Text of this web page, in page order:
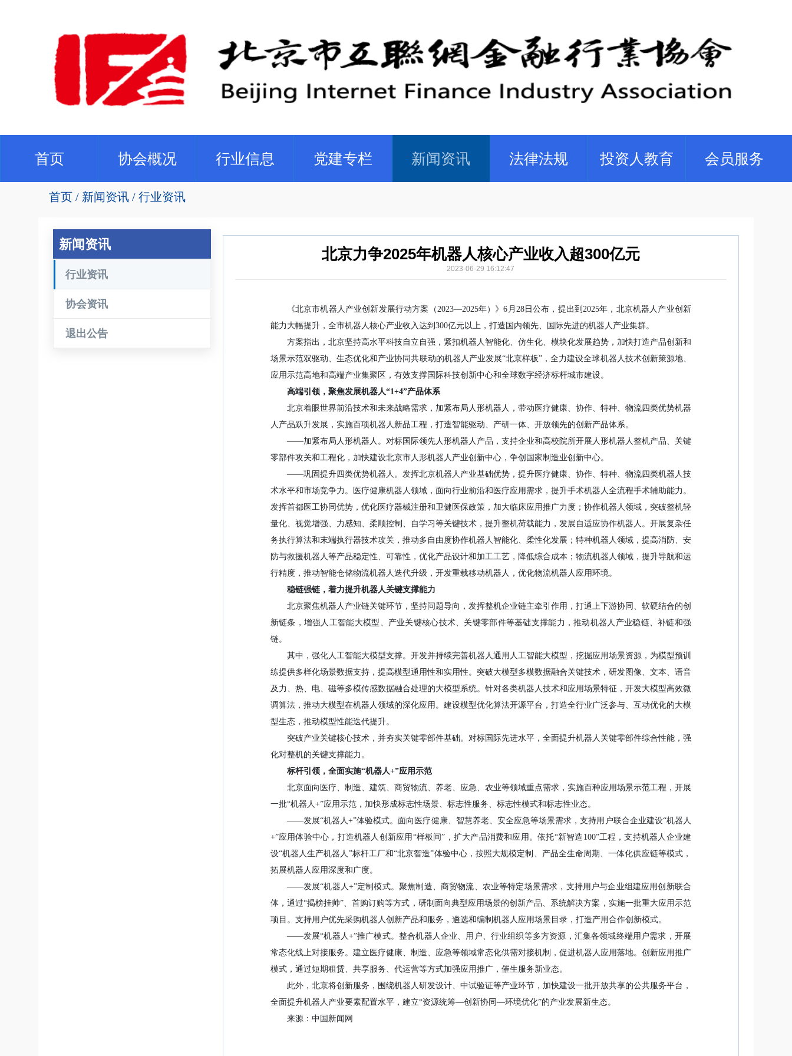
首页(current)协会概况 行业信息 党建专栏 新闻资讯 法律法规 投资人教育 会员服务
首页 新闻资讯 行业资讯
新闻资讯
行业资讯
协会资讯
退出公告
北京力争2025年机器人核心产业收入超300亿元
2023-06-29 16:12:47
《北京市机器人产业创新发展行动方案（2023—2025年）》6月28日公布，提出到2025年，北京机器人产业创新
能力大幅提升，全市机器人核心产业收入达到300亿元以上，打造国内领先、国际先进的机器人产业集群。
方案指出，北京坚持高水平科技自立自强，紧扣机器人智能化、仿生化、模块化发展趋势，加快打造产品创新和
场景示范双驱动、生态优化和产业协同共联动的机器人产业发展“北京样板”，全力建设全球机器人技术创新策源地、
应用示范高地和高端产业集聚区，有效支撑国际科技创新中心和全球数字经济标杆城市建设。
高端引领，聚焦发展机器人“1+4”产品体系
北京着眼世界前沿技术和未来战略需求，加紧布局人形机器人，带动医疗健康、协作、特种、物流四类优势机器
人产品跃升发展，实施百项机器人新品工程，打造智能驱动、产研一体、开放领先的创新产品体系。
——加紧布局人形机器人。对标国际领先人形机器人产品，支持企业和高校院所开展人形机器人整机产品、关键
零部件攻关和工程化，加快建设北京市人形机器人产业创新中心，争创国家制造业创新中心。
——巩固提升四类优势机器人。发挥北京机器人产业基础优势，提升医疗健康、协作、特种、物流四类机器人技
术水平和市场竞争力。医疗健康机器人领域，面向行业前沿和医疗应用需求，提升手术机器人全流程手术辅助能力。
发挥首都医工协同优势，优化医疗器械注册和卫健医保政策，加大临床应用推广力度；协作机器人领域，突破整机轻
量化、视觉增强、力感知、柔顺控制、自学习等关键技术，提升整机荷载能力，发展自适应协作机器人。开展复杂任
务执行算法和末端执行器技术攻关，推动多自由度协作机器人智能化、柔性化发展；特种机器人领域，提高消防、安
防与救援机器人等产品稳定性、可靠性，优化产品设计和加工工艺，降低综合成本；物流机器人领域，提升导航和运
行精度，推动智能仓储物流机器人迭代升级，开发重载移动机器人，优化物流机器人应用环境。
稳链强链，着力提升机器人关键支撑能力
北京聚焦机器人产业链关键环节，坚持问题导向，发挥整机企业链主牵引作用，打通上下游协同、软硬结合的创
新链条，增强人工智能大模型、产业关键核心技术、关键零部件等基础支撑能力，推动机器人产业稳链、补链和强
链。
其中，强化人工智能大模型支撑。开发并持续完善机器人通用人工智能大模型，挖掘应用场景资源，为模型预训
练提供多样化场景数据支持，提高模型通用性和实用性。突破大模型多模数据融合关键技术，研发图像、文本、语音
及力、热、电、磁等多模传感数据融合处理的大模型系统。针对各类机器人技术和应用场景特征，开发大模型高效微
调算法，推动大模型在机器人领域的深化应用。建设模型优化算法开源平台，打造全行业广泛参与、互动优化的大模
型生态，推动模型性能迭代提升。
突破产业关键核心技术，并夯实关键零部件基础。对标国际先进水平，全面提升机器人关键零部件综合性能，强
化对整机的关键支撑能力。
标杆引领，全面实施“机器人+”应用示范
北京面向医疗、制造、建筑、商贸物流、养老、应急、农业等领域重点需求，实施百种应用场景示范工程，开展
一批“机器人+”应用示范，加快形成标志性场景、标志性服务、标志性模式和标志性业态。
——发展“机器人+”体验模式。面向医疗健康、智慧养老、安全应急等场景需求，支持用户联合企业建设“机器人
+”应用体验中心，打造机器人创新应用“样板间”，扩大产品消费和应用。依托“新智造100”工程，支持机器人企业建
设“机器人生产机器人”标杆工厂和“北京智造”体验中心，按照大规模定制、产品全生命周期、一体化供应链等模式，
拓展机器人应用深度和广度。
——发展“机器人+”定制模式。聚焦制造、商贸物流、农业等特定场景需求，支持用户与企业组建应用创新联合
体，通过“揭榜挂帅”、首购订购等方式，研制面向典型应用场景的创新产品、系统解决方案，实施一批重大应用示范
项目。支持用户优先采购机器人创新产品和服务，遴选和编制机器人应用场景目录，打造产用合作创新模式。
——发展“机器人+”推广模式。整合机器人企业、用户、行业组织等多方资源，汇集各领域终端用户需求，开展
常态化线上对接服务。建立医疗健康、制造、应急等领域常态化供需对接机制，促进机器人应用落地。创新应用推广
模式，通过短期租赁、共享服务、代运营等方式加强应用推广，催生服务新业态。
此外，北京将创新服务，围绕机器人研发设计、中试验证等产业环节，加快建设一批开放共享的公共服务平台，
全面提升机器人产业要素配置水平，建立“资源统筹—创新协同—环境优化”的产业发展新生态。
来源：中国新闻网